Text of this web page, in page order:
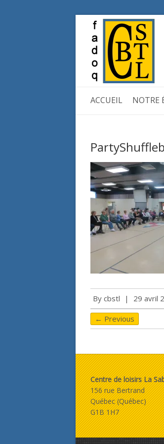
ACCUEIL NOTRE
By cbstl | 29 avril
← Previous
Centre de loisirs La
156 rue Bertrand
Québec (Québec)
G1B 1H7